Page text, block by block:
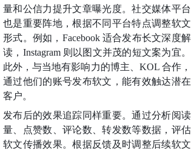
量和公信力提升文章曝光度。社交媒体平台
也是重要阵地，根据不同平台特点调整软文
形式。例如，Facebook 适合发布长文深度解
读，Instagram 则以图文并茂的短文案为宜。
此外，与当地有影响力的博主、KOL 合作，
通过他们的账号发布软文，能有效触达潜在
客户。
发布后的效果追踪同样重要。通过分析阅读
量、点赞数、评论数、转发数等数据，评估
软文传播效果。根据反馈及时调整后续软文